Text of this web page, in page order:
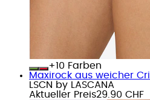
+
Farben
Maxirock aus weicher
LSCN by LASCANA
Aktueller Preis29.90 CHF